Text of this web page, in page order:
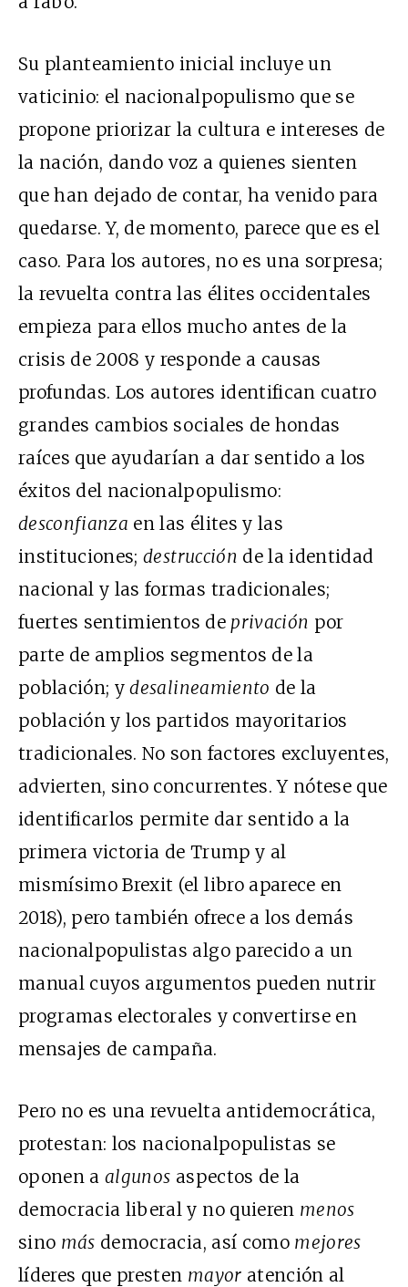
Su planteamiento inicial incluye un
vaticinio: el nacionalpopulismo que se
propone priorizar la cultura e intereses de
la nación, dando voz a quienes sienten
que han dejado de contar, ha venido para
quedarse. Y, de momento, parece que es el
caso. Para los autores, no es una sorpresa;
la revuelta contra las élites occidentales
empieza para ellos mucho antes de la
crisis de 2008 y responde a causas
profundas. Los autores identifican cuatro
grandes cambios sociales de hondas
raíces que ayudarían a dar sentido a los
éxitos del nacionalpopulismo:
desconfianza en las élites y las
instituciones;destrucción de la identidad
nacional y las formas tradicionales;
fuertes sentimientos de privación por
parte de amplios segmentos de la
población; ydesalineamiento de la
población y los partidos mayoritarios
tradicionales. No son factores excluyentes,
advierten, sino concurrentes. Y nótese que
identificarlos permite dar sentido a la
primera victoria de Trump y al
mismísimo Brexit (el libro aparece en
2018), pero también ofrece a los demás
nacionalpopulistas algo parecido a un
manual cuyos argumentos pueden nutrir
programas electorales y convertirse en
mensajes de campaña.
Pero no es una revuelta antidemocrática,
protestan: los nacionalpopulistas se
oponen aalgunos aspectos de la
democracia liberal y no quieren menos
sino más democracia, así como mejores
líderes que presten mayor atención al